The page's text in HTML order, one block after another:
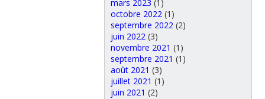
mars 2023 (1)
octobre 2022 (1)
septembre 2022 (2)
juin 2022 (3)
novembre 2021 (1)
septembre 2021 (1)
août 2021 (3)
juillet 2021 (1)
juin 2021 (2)